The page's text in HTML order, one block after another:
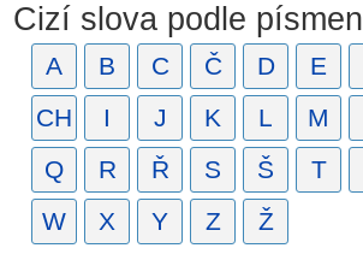
Cizí slova podle písmen
A B C Č D E
CH
I J K L M
Q
R Ř S Š T
W
X Y Z Ž